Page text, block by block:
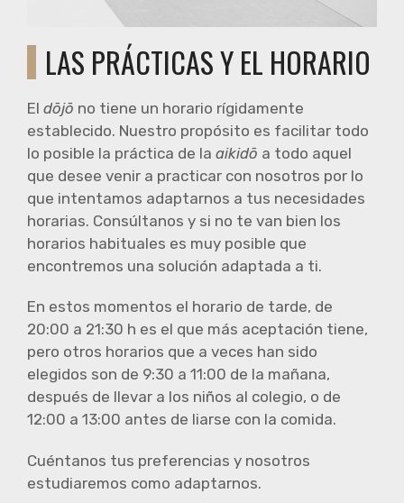
LAS PRÁCTICAS Y EL HORARIO
El dōjō no tiene un horario rígidamente
establecido. Nuestro propósito es facilitar todo
lo posible la práctica de la aikidō a todo aquel
que desee venir a practicar con nosotros por lo
que intentamos adaptarnos a tus necesidades
horarias. Consúltanos y si no te van bien los
horarios habituales es muy posible que
encontremos una solución adaptada a ti.
En estos momentos el horario de tarde, de
20:00 a 21:30 h es el que más aceptación tiene,
pero otros horarios que a veces han sido
elegidos son de 9:30 a 11:00 de la mañana,
después de llevar a los niños al colegio, o de
12:00 a 13:00 antes de liarse con la comida.
Cuéntanos tus preferencias y nosotros
estudiaremos como adaptarnos.